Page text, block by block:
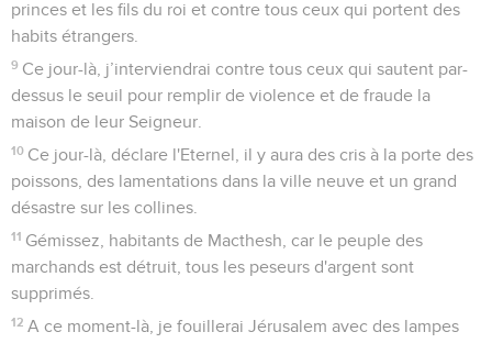
princes et les fils du roi et contre tous ceux qui portent des
habits étrangers.
9 Ce jour-là, j’interviendrai contre tous ceux qui sautent par-
dessus le seuil pour remplir de violence et de fraude la
maison de leur Seigneur.
10 Ce jour-là, déclare l'Eternel, il y aura des cris à la porte des
poissons, des lamentations dans la ville neuve et un grand
désastre sur les collines.
11 Gémissez, habitants de Macthesh, car le peuple des
marchands est détruit, tous les peseurs d'argent sont
supprimés.
12 A ce moment-là, je fouillerai Jérusalem avec des lampes